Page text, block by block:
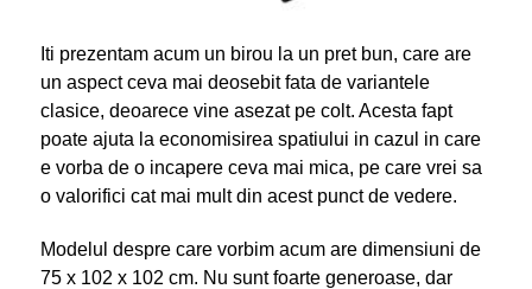
Iti prezentam acum un birou la un pret bun, care are
un aspect ceva mai deosebit fata de variantele
clasice, deoarece vine asezat pe colt. Acesta fapt
poate ajuta la economisirea spatiului in cazul in care
e vorba de o incapere ceva mai mica, pe care vrei sa
o valorifici cat mai mult din acest punct de vedere.
Modelul despre care vorbim acum are dimensiuni de
75 x 102 x 102 cm. Nu sunt foarte generoase, dar